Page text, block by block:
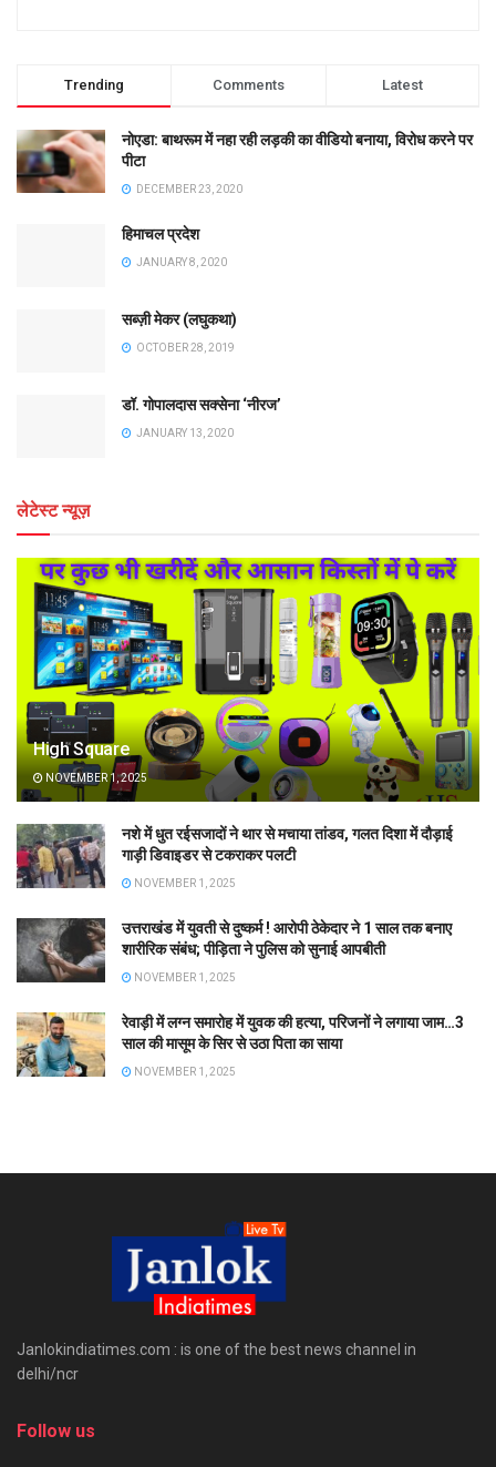
Trending Comments Latest
नोएडा: बाथरूम में नहा रही लड़की का वीडियो बनाया, विरोध करने पर
पीटा
DECEMBER 23, 2020
हिमाचल प्रदेश
JANUARY 8, 2020
सब्ज़ी मेकर (लघुकथा)
OCTOBER 28, 2019
डॉ. गोपालदास सक्सेना ‘नीरज’
JANUARY 13, 2020
लेटेस्ट न्यूज़
High Square
NOVEMBER 1, 2025
नशे में धुत रईसजादों ने थार से मचाया तांडव, गलत दिशा में दौड़ाई
गाड़ी डिवाइडर से टकराकर पलटी
NOVEMBER 1, 2025
उत्तराखंड में युवती से दुष्कर्म ! आरोपी ठेकेदार ने 1 साल तक बनाए
शारीरिक संबंध; पीड़िता ने पुलिस को सुनाई आपबीती
NOVEMBER 1, 2025
रेवाड़ी में लग्न समारोह में युवक की हत्या, परिजनों ने लगाया जाम…3
साल की मासूम के सिर से उठा पिता का साया
NOVEMBER 1, 2025
Janlokindiatimes.com : is one of the best news channel in
delhi/ncr
Follow us